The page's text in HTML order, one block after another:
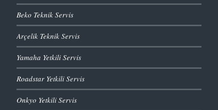
Beko Teknik Servis
Arçelik Teknik Servis
Yamaha Yetkili Servis
Roadstar Yetkili Servis
Onkyo Yetkili Servis